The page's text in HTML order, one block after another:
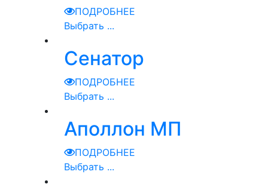
ПОДРОБНЕЕ
Выбрать ...
Сенатор
ПОДРОБНЕЕ
Выбрать ...
Аполлон МП
ПОДРОБНЕЕ
Выбрать ...